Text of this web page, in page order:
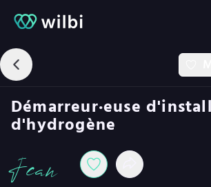
Démarreur·euse
d'hydrogène
Jean